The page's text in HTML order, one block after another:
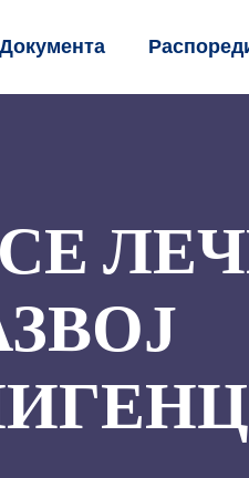
Документа